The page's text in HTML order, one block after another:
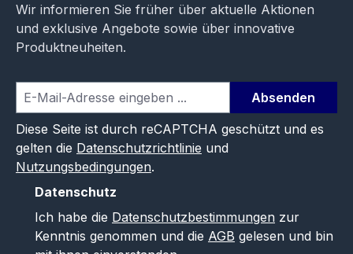
Wir informieren Sie früher über aktuelle Aktionen
und exklusive Angebote sowie über innovative
Produktneuheiten.
Absenden
Diese Seite ist durch reCAPTCHA geschützt und es
gelten die Datenschutzrichtlinie und
Nutzungsbedingungen.
Datenschutz
Ich habe die Datenschutzbestimmungen zur
Kenntnis genommen und die AGB gelesen und bin